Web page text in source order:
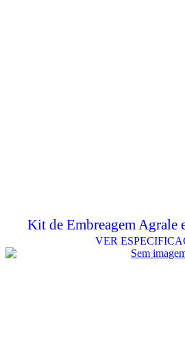
Kit de Embreagem Agrale
VER